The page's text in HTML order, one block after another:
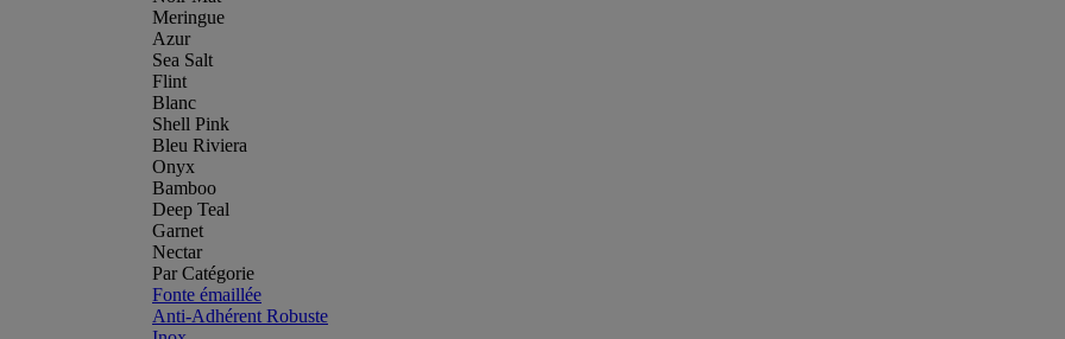
Meringue
Azur
Sea Salt
Flint
Blanc
Shell Pink
Bleu Riviera
Onyx
Bamboo
Deep Teal
Garnet
Nectar
Par Catégorie
Fonte émaillée
Anti-Adhérent Robuste